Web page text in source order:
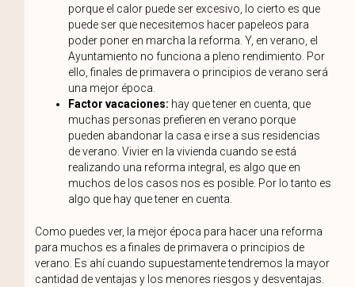
porque el calor puede ser excesivo, lo cierto es que
puede ser que necesitemos hacer papeleos para
poder poner en marcha la reforma. Y, en verano, el
Ayuntamiento no funciona a pleno rendimiento. Por
ello, finales de primavera o principios de verano será
una mejor época.
Factor vacaciones: hay que tener en cuenta, que
muchas personas prefieren en verano porque
pueden abandonar la casa e irse a sus residencias
de verano. Vivier en la vivienda cuando se está
realizando una reforma integral, es algo que en
muchos de los casos nos es posible. Por lo tanto es
algo que hay que tener en cuenta.
Como puedes ver, la mejor época para hacer una reforma
para muchos es a finales de primavera o principios de
verano. Es ahí cuando supuestamente tendremos la mayor
cantidad de ventajas y los menores riesgos y desventajas.